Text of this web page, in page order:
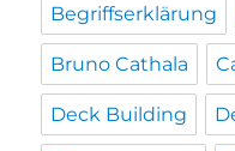
Begriffserklärung
Bruno Cathala
Deck Building